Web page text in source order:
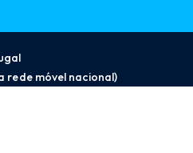
rede móvel nacional)